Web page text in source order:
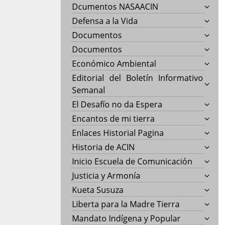
Dcumentos NASAACIN
Defensa a la Vida
Documentos
Documentos
Económico Ambiental
Editorial del Boletín Informativo
Semanal
El Desafío no da Espera
Encantos de mi tierra
Enlaces Historial Pagina
Historia de ACIN
Inicio Escuela de Comunicación
Justicia y Armonía
Kueta Susuza
Liberta para la Madre Tierra
Mandato Indígena y Popular